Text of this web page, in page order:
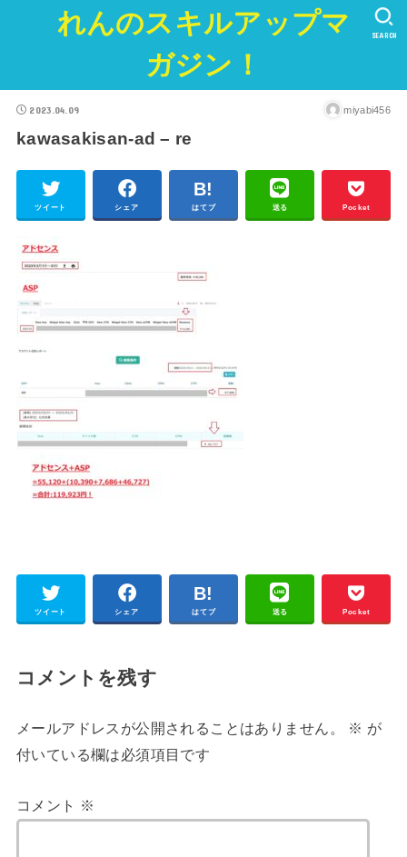
れんのスキルアップマ
ガジン！
SEARCH
2023.04.09 miyabi456
kawasakisan-ad – re
ツイート シェア はてブ 送る Pocket
ツイート シェア はてブ 送る Pocket
コメントを残す
メールアドレスが公開されることはありません。 ※ が
付いている欄は必須項目です
コメント ※